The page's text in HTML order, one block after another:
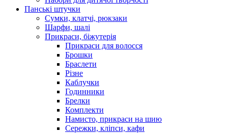
Панські штучки
Сумки, клатчі, рюкзаки
Шарфи, шалі
Прикраси, біжутерія
Прикраси для волосся
Брошки
Браслети
Різне
Каблучки
Годинники
Брелки
Комплекти
Намисто, прикраси на шию
Сережки, кліпси, кафи